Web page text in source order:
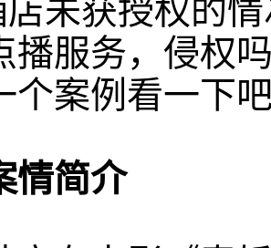
播服务，侵权
个案例看一下
简介